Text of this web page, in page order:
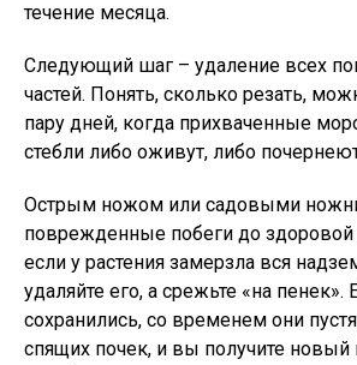
течение месяца.
Следующий шаг – удаление всех
частей. Понять, сколько резать,
пару дней, когда прихваченные
стебли либо оживут, либо
Острым ножом или садовыми
поврежденные побеги до
если у растения замерзла вся
удаляйте его, а срежьте «на пенек».
сохранились, со временем они
спящих почек, и вы получите новый